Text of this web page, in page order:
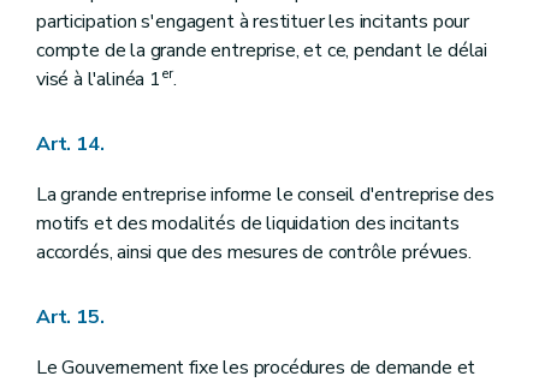
participation s'engagent à restituer les incitants pour
compte de la grande entreprise, et ce, pendant le délai
visé à l'alinéa 1er.
Art. 14.
La grande entreprise informe le conseil d'entreprise des
motifs et des modalités de liquidation des incitants
accordés, ainsi que des mesures de contrôle prévues.
Art. 15.
Le Gouvernement fixe les procédures de demande et